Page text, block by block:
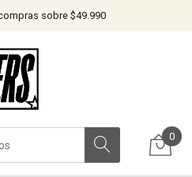
sobre $49.990
0